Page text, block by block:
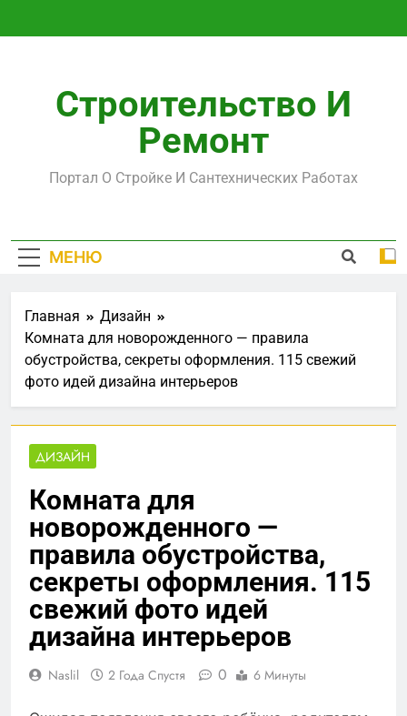
Строительство И
Ремонт
Портал О Стройке И Сантехнических Работах
МЕНЮ
Главная
Дизайн
Комната для новорожденного — правила
обустройства, секреты оформления. 115 свежий
фото идей дизайна интерьеров
ДИЗАЙН
Комната для
новорожденного —
правила обустройства,
секреты оформления. 115
свежий фото идей
дизайна интерьеров
Naslil 2 Года Спустя 0 6 Минуты